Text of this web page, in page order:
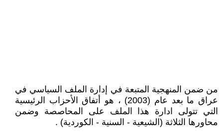
من ضمن المنهجية المتبعة في إدارة الملف السياسي في
عراق ما بعد عام (2003) ، هو أتفاق الأحزاب الرئيسية
التي تتولى ادارة هذا الملف على المحاصصة وضمن
محاورها الثلاثة (الشيعية - السنية - الكوردية) .